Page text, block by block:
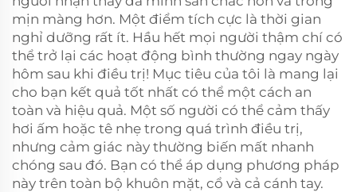
mịn màng hơn. Một điểm tích cực là thời gian
nghỉ dưỡng rất ít. Hầu hết mọi người thậm chí có
thể trở lại các hoạt động bình thường ngay ngày
hôm sau khi điều trị! Mục tiêu của tôi là mang lại
cho bạn kết quả tốt nhất có thể một cách an
toàn và hiệu quả. Một số người có thể cảm thấy
hơi ấm hoặc tê nhẹ trong quá trình điều trị,
nhưng cảm giác này thường biến mất nhanh
chóng sau đó. Bạn có thể áp dụng phương pháp
này trên toàn bộ khuôn mặt, cổ và cả cánh tay.